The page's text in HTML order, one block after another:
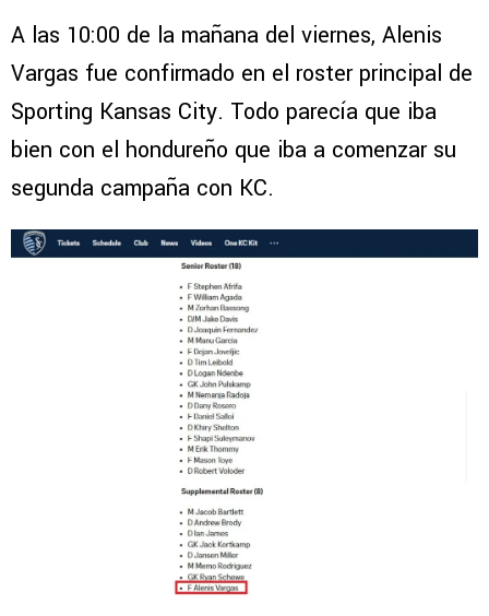
A las 10:00 de la mañana del viernes, Alenis
Vargas fue confirmado en el roster principal de
Sporting Kansas City. Todo parecía que iba
bien con el hondureño que iba a comenzar su
segunda campaña con KC.